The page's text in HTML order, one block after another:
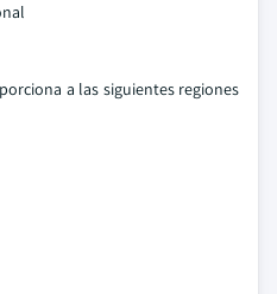
a las siguientes regiones